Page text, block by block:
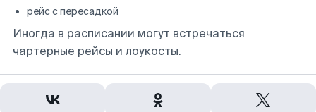
рейс с пересадкой
Иногда в расписании могут встречаться
чартерные рейсы и лоукосты.